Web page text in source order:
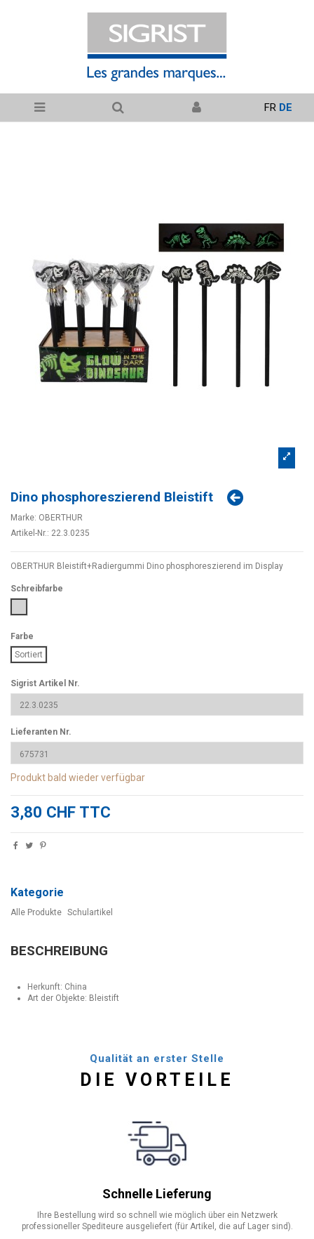
FR DE
Dino phosphoreszierend Bleistift
Marke: OBERTHUR
Artikel-Nr.: 22.3.0235
OBERTHUR Bleistift+Radiergummi Dino phosphoreszierend im Display
Schreibfarbe
Farbe
Sortiert
Sigrist Artikel Nr.
Lieferanten Nr.
Produkt bald wieder verfügbar
3,80 CHF TTC
Kategorie
Alle Produkte Schulartikel
BESCHREIBUNG
Herkunft: China
Art der Objekte: Bleistift
Qualität an erster Stelle
DIE VORTEILE
Schnelle Lieferung
Ihre Bestellung wird so schnell wie möglich über ein Netzwerk
professioneller Spediteure ausgeliefert (für Artikel, die auf Lager sind).